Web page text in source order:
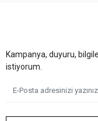
Kampanya, duyuru,
istiyorum.